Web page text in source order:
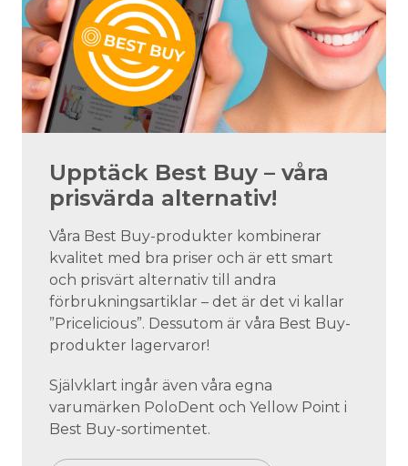
Upptäck Best Buy – våra
prisvärda alternativ!
Våra Best Buy-produkter kombinerar
kvalitet med bra priser och är ett smart
och prisvärt alternativ till andra
förbrukningsartiklar – det är det vi kallar
”Pricelicious”. Dessutom är våra Best Buy-
produkter lagervaror!
Självklart ingår även våra egna
varumärken PoloDent och Yellow Point i
Best Buy-sortimentet.